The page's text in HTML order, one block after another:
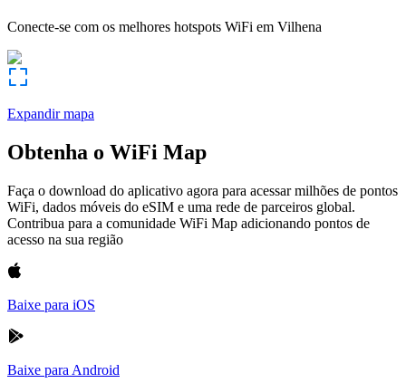
Conecte-se com os melhores hotspots WiFi em Vilhena
Expandir mapa
Obtenha o WiFi Map
Faça o download do aplicativo agora para acessar milhões de pontos
WiFi, dados móveis do eSIM e uma rede de parceiros global.
Contribua para a comunidade WiFi Map adicionando pontos de
acesso na sua região
Baixe para iOS
Baixe para Android